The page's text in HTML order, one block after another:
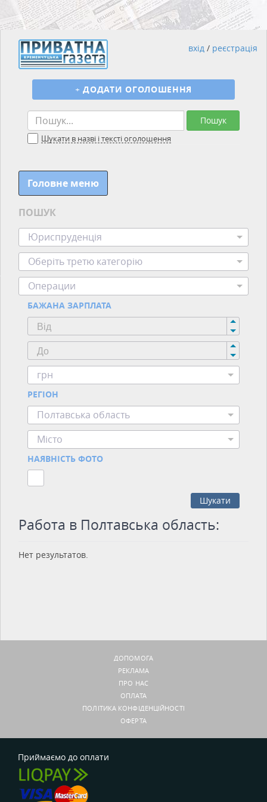
Пошук
Шукати в назві і тексті оголошення
+ ДОДАТИ ОГОЛОШЕННЯ
вхід / реєстрація
Головне меню
ПОШУК
Юриспруденція
Оберіть третю категорію
Операции
БАЖАНА ЗАРПЛАТА
грн
РЕГІОН
Полтавська область
Місто
НАЯВНІСТЬ ФОТО
Шукати
Работа в Полтавська область:
Нет результатов.
ДОПОМОГА
РЕКЛАМА
ПРО НАС
ОПЛАТА
ПОЛІТИКА КОНФІДЕНЦІЙНОСТІ
ОФЕРТА
Приймаємо до оплати